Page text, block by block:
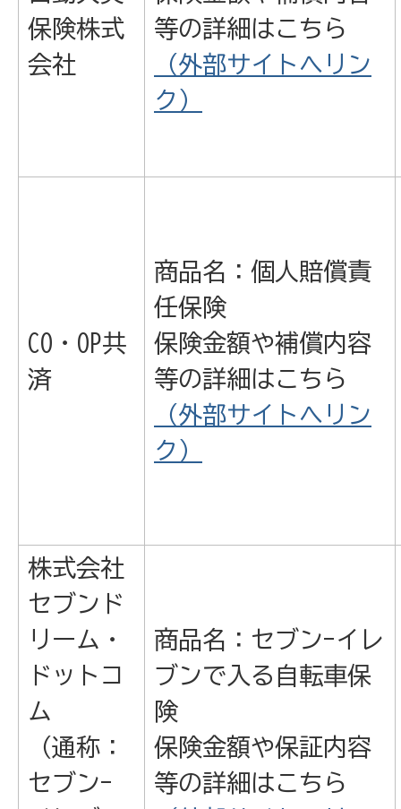
保険株式
会社
等の詳細はこちら
（外部サイトへリン
ク）
CO・OP共
済
商品名：個人賠償責
任保険
保険金額や補償内容
等の詳細はこちら
（外部サイトへリン
ク）
株式会社
セブンド
リーム・
ドットコ
ム
（通称：
セブン-
商品名：セブン-イレ
ブンで入る自転車保
険
保険金額や保証内容
等の詳細はこちら